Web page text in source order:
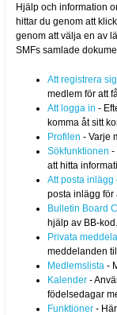
Hjälp och information
hittar du genom att
genom att välja en av
SMFs samlade
Att registrera sig
medlem för att
Att logga in -
komma åt sitt
Profilen - Varje
Sökfunktionen -
att hitta
Att posta inlägg
posta inlägg för
Bulletin Board
hjälp av BB-kod.
Privata
meddelanden
Medlemslista -
Kalender -
födelsedagar
Funktioner -